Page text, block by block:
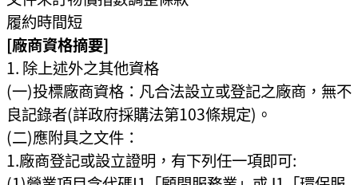
履約時間短
[廠商資格摘要]
除上述外之其他資格
(一)投標廠商資格：凡合法設立或登記之廠商，無不
良記錄者(詳政府採購法第103條規定)。
(二)應附具之文件：
1.廠商登記或設立證明，有下列任一項即可: